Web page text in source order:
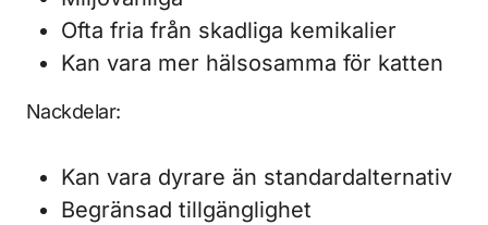
Ofta fria från skadliga kemikalier
Kan vara mer hälsosamma för katten
Nackdelar:
Kan vara dyrare än standardalternativ
Begränsad tillgänglighet